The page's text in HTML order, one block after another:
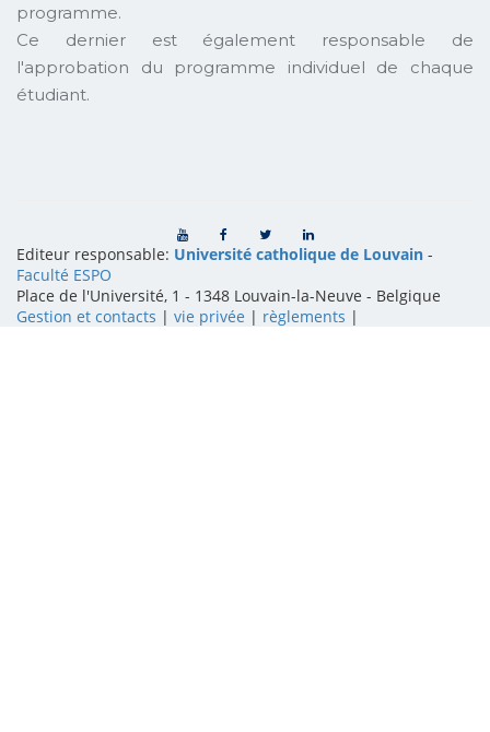
programme.
Ce dernier est également responsable de
l'approbation du programme individuel de chaque
étudiant.
Editeur responsable: Université catholique de Louvain -
Faculté ESPO
Place de l'Université, 1 - 1348 Louvain-la-Neuve - Belgique
Gestion et contacts | vie privée | règlements |